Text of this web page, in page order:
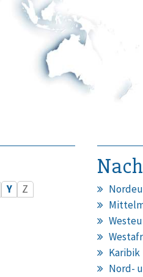
Y Z
Karibik
Nord-